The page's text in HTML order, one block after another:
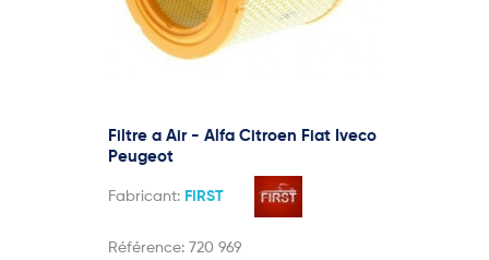
Filtre a Air - Alfa Citroen Fiat Iveco
Peugeot
Fabricant: FIRST
Référence: 720 969